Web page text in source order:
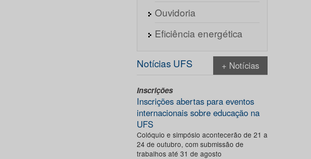
Ouvidoria
Eficiência energética
Notícias UFS + Notícias
Inscrições
Inscrições abertas para eventos
internacionais sobre educação na
UFS
Colóquio e simpósio acontecerão de 21 a
24 de outubro, com submissão de
trabalhos até 31 de agosto